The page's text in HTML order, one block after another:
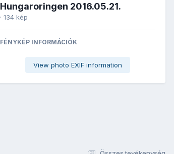
Hungaroringen 2016.05.21.
· 134 kép
FÉNYKÉP INFORMÁCIÓK
View photo EXIF information